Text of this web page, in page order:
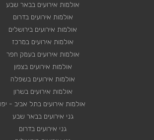
אולמות אירועים בבאר שבע
אולמות אירועים בדרום
אולמות אירועים בירושלים
אולמות אירועים במרכז
אולמות אירועים בעמק חפר
אולמות אירועים בצפון
אולמות אירועים בשפלה
אולמות אירועים בשרון
אולמות אירועים בתל אביב - יפו
גני אירועים בבאר שבע
גני אירועים בדרום